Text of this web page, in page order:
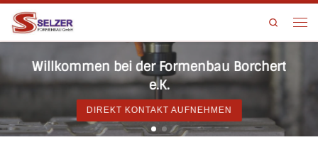
Search
Willkommen bei der Formenbau Borchert
e.K.
DIREKT KONTAKT AUFNEHMEN